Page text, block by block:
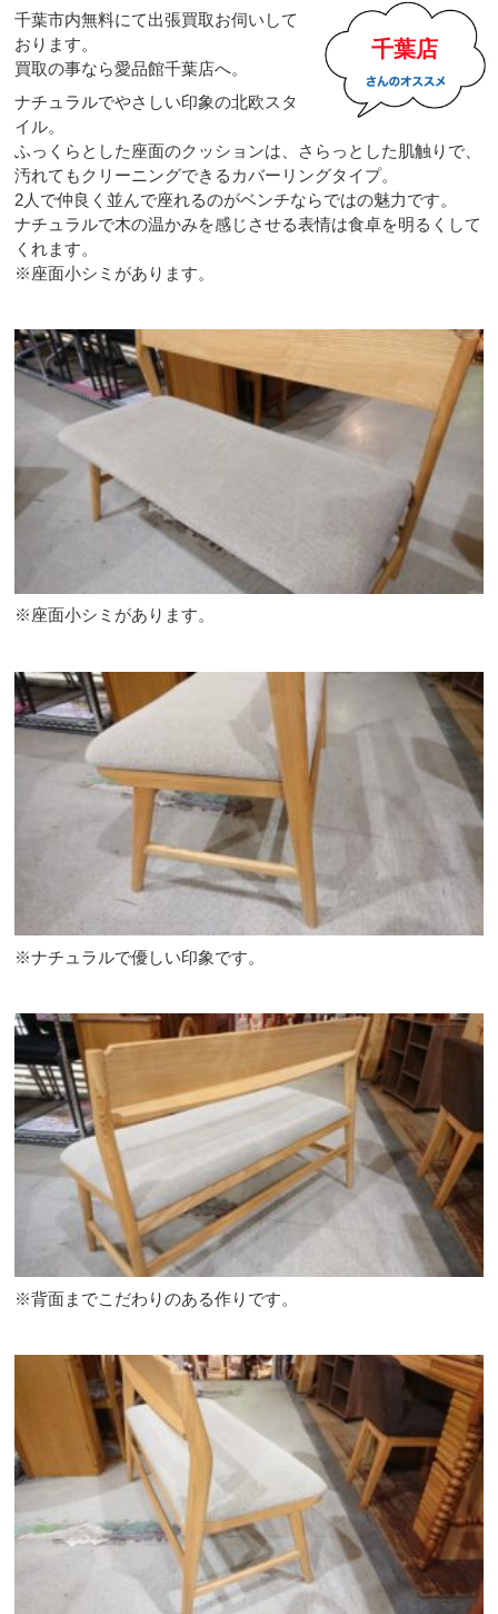
千葉店
千葉市内無料にて出張買取お伺いして
おります。
買取の事なら愛品館千葉店へ。
ナチュラルでやさしい印象の北欧スタ
イル。
ふっくらとした座面のクッションは、さらっとした肌触りで、
汚れてもクリーニングできるカバーリングタイプ。
2人で仲良く並んで座れるのがベンチならではの魅力です。
ナチュラルで木の温かみを感じさせる表情は食卓を明るくして
くれます。
※座面小シミがあります。
※座面小シミがあります。
※ナチュラルで優しい印象です。
※背面までこだわりのある作りです。